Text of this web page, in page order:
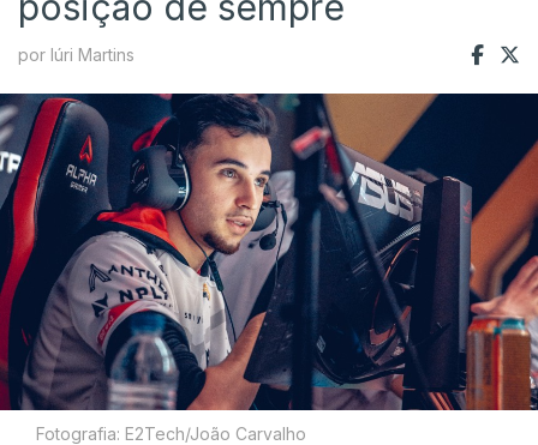
por Iúri Martins
Fotografia: E2Tech/João Carvalho